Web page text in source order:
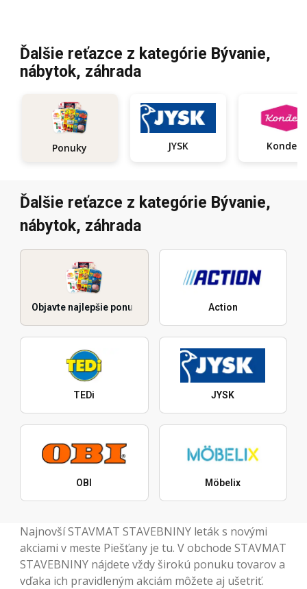
Ďalšie reťazce z kategórie Bývanie,
nábytok, záhrada
Ponuky JYSK Kondela
Ďalšie reťazce z kategórie Bývanie,
nábytok, záhrada
Objavte najlepšie ponuky Action
TEDi JYSK
OBI Möbelix
Najnovší STAVMAT STAVEBNINY leták s novými
akciami v meste Piešťany je tu. V obchode STAVMAT
STAVEBNINY nájdete vždy širokú ponuku tovarov a
vďaka ich pravidleným akciám môžete aj ušetriť.